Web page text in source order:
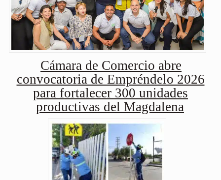
Cámara de Comercio abre
convocatoria de Empréndelo 2026
para fortalecer 300 unidades
productivas del Magdalena